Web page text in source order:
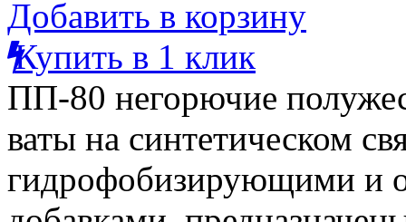
Добавить в корзину
Купить в 1 клик
ПП-80 негорючие
ваты на синтетическом
гидрофобизирующими и